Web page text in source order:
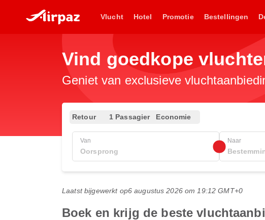
Vlucht Hotel Promotie Bestellingen
Vind goedkope
Geniet van exclusieve
Retour 1 Passagier Economie
Van Naar
Laatst bijgewerkt op6 augustus 2026 om 19:12 GMT+0
Boek en krijg de beste